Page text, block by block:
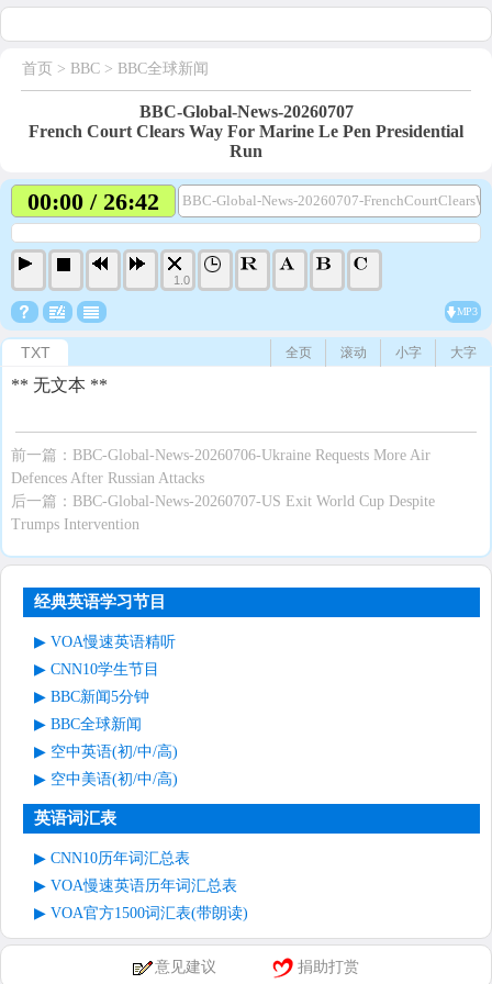
首页 > BBC > BBC全球新闻
BBC-Global-News-20260707
French Court Clears Way For Marine Le Pen Presidential
Run
00:00 / 26:42 BBC-Global-News-20260707-
1.0
MP3
TXT 大字
小字
滚动
全页
** 无文本 **
前一篇： BBC-Global-News-20260706-Ukraine Requests More Air
Defences After Russian Attacks
后一篇： BBC-Global-News-20260707-US Exit World Cup Despite
Trumps Intervention
经典英语学习节目
VOA慢速英语精听
CNN10学生节目
BBC新闻5分钟
BBC全球新闻
空中英语(初/中/高)
空中美语(初/中/高)
英语词汇表
CNN10历年词汇总表
VOA慢速英语历年词汇总表
VOA官方1500词汇表(带朗读)
意见建议 捐助打赏